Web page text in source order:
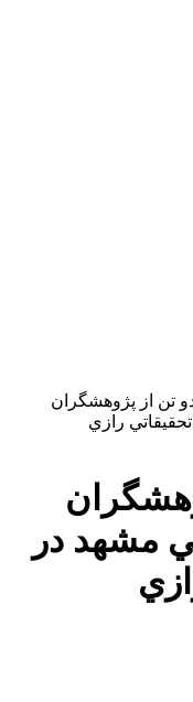
تن از پژوهشگران
رازي
مشهد در